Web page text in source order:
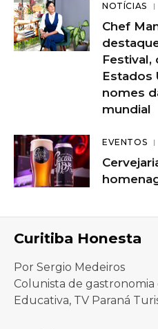
NOTÍCIAS
Chef
Festival,
Estados
nomes
mundial
EVENTOS
Curitiba Honesta
Por Sergio Medeiros
Colunista de gastronomia
Educativa, TV Paraná